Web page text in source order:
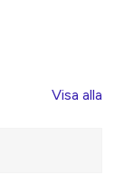
Visa alla